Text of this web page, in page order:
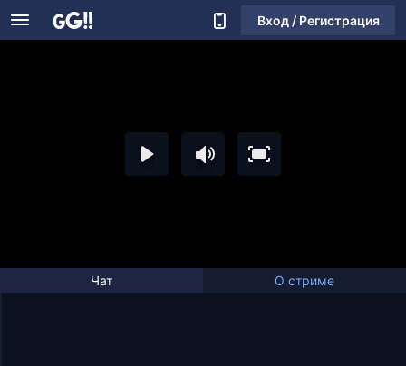
Вход / Регистрация
Чат О стриме